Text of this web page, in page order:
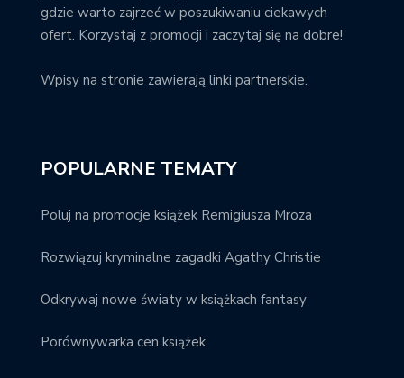
gdzie warto zajrzeć w poszukiwaniu ciekawych
ofert. Korzystaj z promocji i zaczytaj się na dobre!
Wpisy na stronie zawierają linki partnerskie.
POPULARNE TEMATY
Poluj na promocje książek Remigiusza Mroza
Rozwiązuj kryminalne zagadki Agathy Christie
Odkrywaj nowe światy w książkach fantasy
Porównywarka cen książek